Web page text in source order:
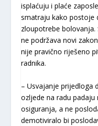
isplaćuju i plaće
smatraju kako postoje
zloupotrebe bolovanja.
ne podržava novi
nije pravično riješeno
radnika.
– Usvajanje prijedloga
ozljede na radu
osiguranja, a ne
demotiviralo bi